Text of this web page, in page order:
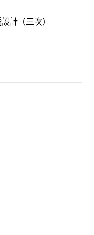
計（三次）